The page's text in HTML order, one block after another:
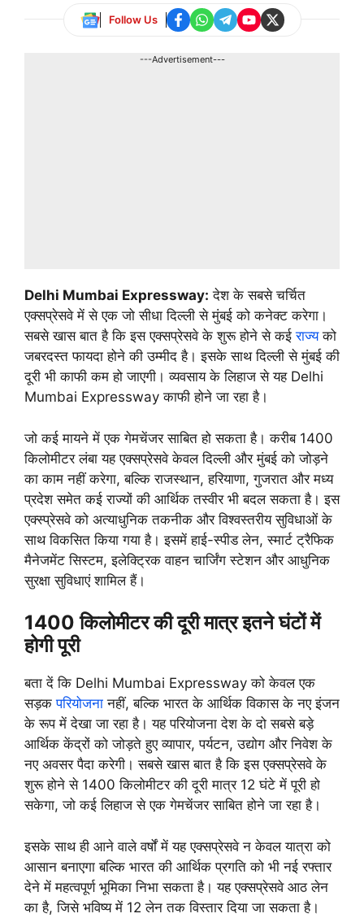
Follow Us
---Advertisement---
Delhi Mumbai Expressway: देश के सबसे चर्चित
एक्सप्रेसवे में से एक जो सीधा दिल्ली से मुंबई को कनेक्ट करेगा।
सबसे खास बात है कि इस एक्सप्रेसवे के शुरू होने से कईराज्यको
जबरदस्त फायदा होने की उम्मीद है। इसके साथ दिल्ली से मुंबई की
दूरी भी काफी कम हो जाएगी। व्यवसाय के लिहाज से यह Delhi
Mumbai Expressway काफी होने जा रहा है।
जो कई मायने में एक गेमचेंजर साबित हो सकता है। करीब 1400
किलोमीटर लंबा यह एक्सप्रेसवे केवल दिल्ली और मुंबई को जोड़ने
का काम नहीं करेगा, बल्कि राजस्थान, हरियाणा, गुजरात और मध्य
प्रदेश समेत कई राज्यों की आर्थिक तस्वीर भी बदल सकता है। इस
एक्स्प्रेसवे को अत्याधुनिक तकनीक और विश्वस्तरीय सुविधाओं के
साथ विकसित किया गया है। इसमें हाई-स्पीड लेन, स्मार्ट ट्रैफिक
मैनेजमेंट सिस्टम, इलेक्ट्रिक वाहन चार्जिंग स्टेशन और आधुनिक
सुरक्षा सुविधाएं शामिल हैं।
1400 किलोमीटर की दूरी मात्र इतने घंटों में
होगी पूरी
बता दें कि Delhi Mumbai Expressway को केवल एक
सड़कपरियोजना नहीं, बल्कि भारत के आर्थिक विकास के नए इंजन
के रूप में देखा जा रहा है। यह परियोजना देश के दो सबसे बड़े
आर्थिक केंद्रों को जोड़ते हुए व्यापार, पर्यटन, उद्योग और निवेश के
नए अवसर पैदा करेगी। सबसे खास बात है कि इस एक्सप्रेसवे के
शुरू होने से 1400 किलोमीटर की दूरी मात्र 12 घंटे में पूरी हो
सकेगा, जो कई लिहाज से एक गेमचेंजर साबित होने जा रहा है।
इसके साथ ही आने वाले वर्षों में यह एक्सप्रेसवे न केवल यात्रा को
आसान बनाएगा बल्कि भारत की आर्थिक प्रगति को भी नई रफ्तार
देने में महत्वपूर्ण भूमिका निभा सकता है। यह एक्सप्रेसवे आठ लेन
का है, जिसे भविष्य में 12 लेन तक विस्तार दिया जा सकता है।